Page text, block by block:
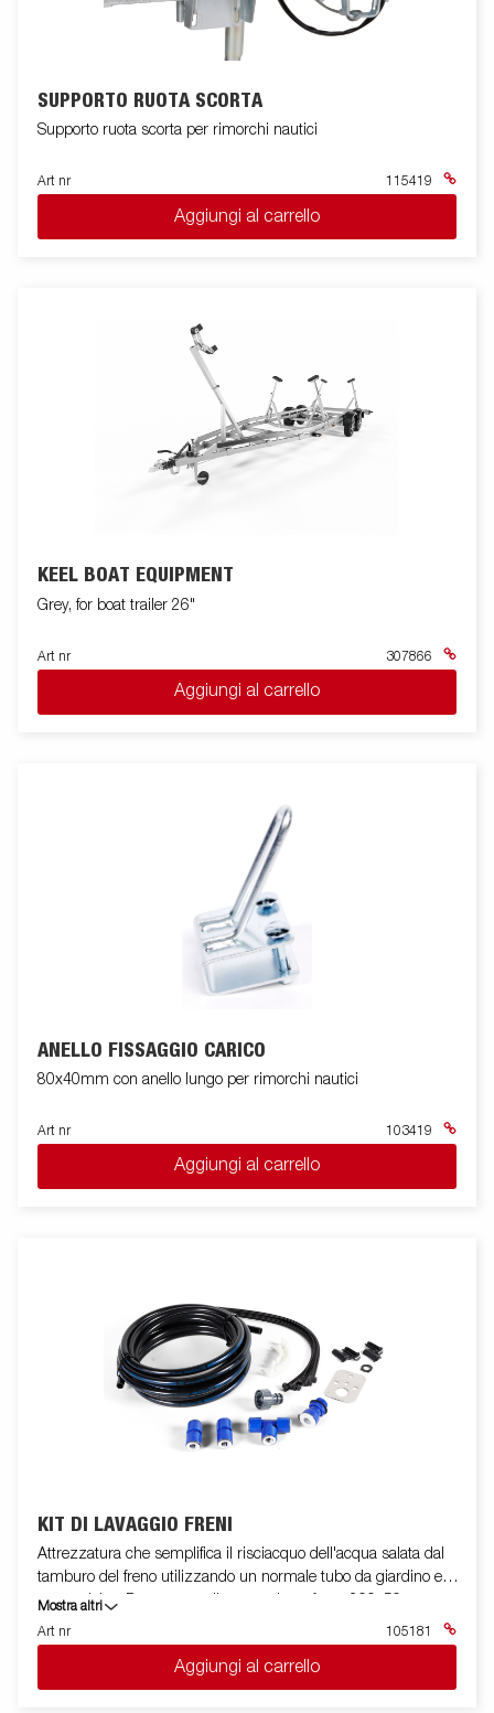
SUPPORTO RUOTA SCORTA
Supporto ruota scorta per rimorchi nautici
Art nr 115419
Aggiungi al carrello
KEEL BOAT EQUIPMENT
Grey, for boat trailer 26"
Art nr 307866
Aggiungi al carrello
ANELLO FISSAGGIO CARICO
80x40mm con anello lungo per rimorchi nautici
Art nr 103419
Aggiungi al carrello
KIT DI LAVAGGIO FRENI
Attrezzatura che semplifica il risciacquo dell'acqua salata dal
tamburo del freno utilizzando un normale tubo da giardino e
acqua dolce. Per uno assali per tamburo freno 200x50.
Mostra altri
Art nr
105181
Aggiungi al carrello